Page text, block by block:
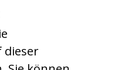
dieser